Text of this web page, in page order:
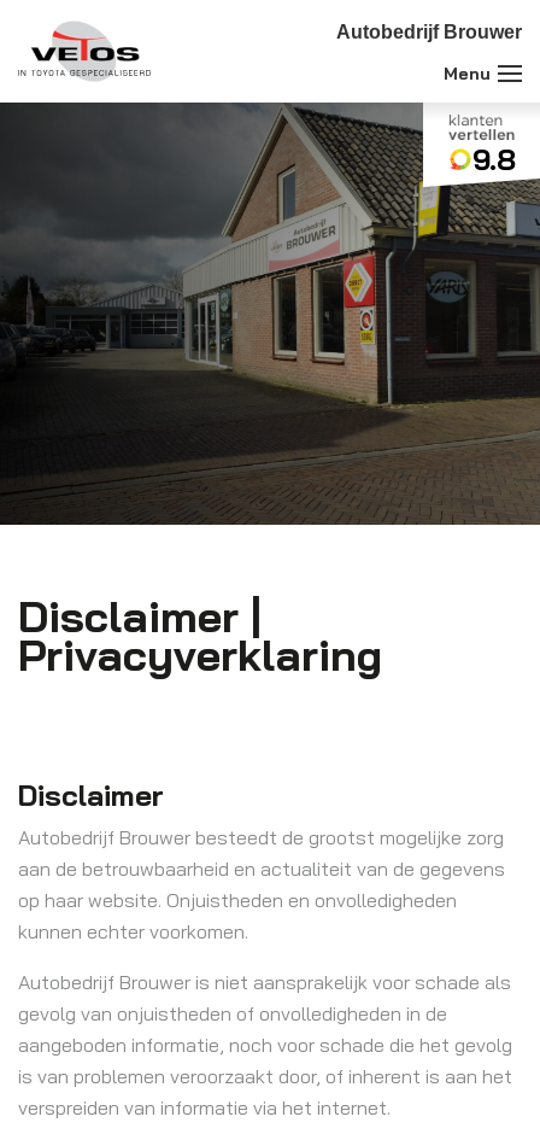
Autobedrijf Brouwer
9.8
Disclaimer |
Privacyverklaring
Disclaimer
Autobedrijf Brouwer besteedt de grootst mogelijke zorg
aan de betrouwbaarheid en actualiteit van de gegevens
op haar website. Onjuistheden en onvolledigheden
kunnen echter voorkomen.
Autobedrijf Brouwer is niet aansprakelijk voor schade als
gevolg van onjuistheden of onvolledigheden in de
aangeboden informatie, noch voor schade die het gevolg
is van problemen veroorzaakt door, of inherent is aan het
verspreiden van informatie via het internet.